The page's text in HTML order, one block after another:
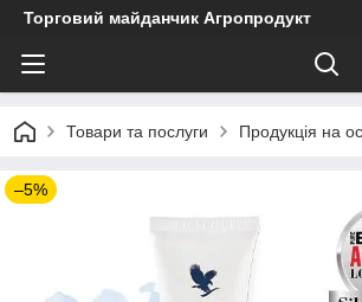
Торговий майданчик Агропродукт
Товари та послуги Продукція на
–5%